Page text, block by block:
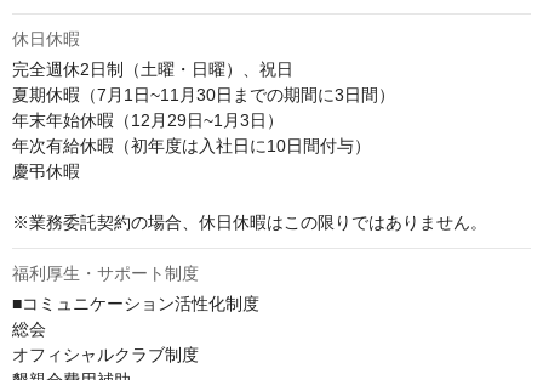
休日休暇
完全週休2日制（土曜・日曜）、祝日
夏期休暇（7月1日~11月30日までの期間に3日間）
年末年始休暇（12月29日~1月3日）
年次有給休暇（初年度は入社日に10日間付与）
慶弔休暇
※業務委託契約の場合、休日休暇はこの限りではありません。
福利厚生・サポート制度
■コミュニケーション活性化制度
総会
オフィシャルクラブ制度